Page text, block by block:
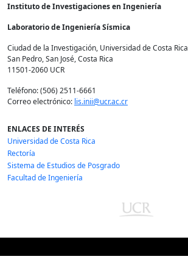
Instituto de Investigaciones en Ingeniería
Laboratorio de Ingeniería Sísmica
Ciudad de la Investigación, Universidad de Costa Rica
San Pedro, San José, Costa Rica
11501-2060 UCR
Teléfono: (506) 2511-6661
Correo electrónico: lis.inii@ucr.ac.cr
ENLACES DE INTERÉS
Universidad de Costa Rica
Rectoría
Sistema de Estudios de Posgrado
Facultad de Ingeniería